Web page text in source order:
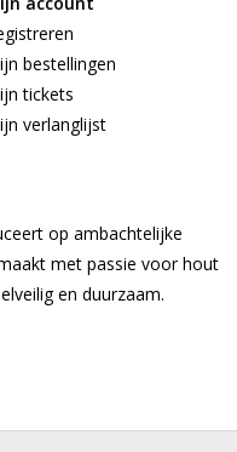
bestellingen
tickets
verlanglijst
op ambachtelijke
met passie voor hout
en duurzaam.